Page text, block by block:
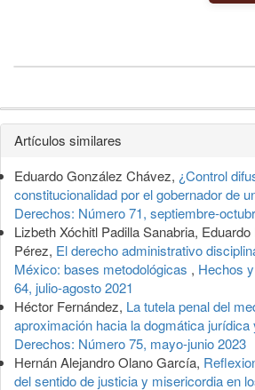
Detalles
del
artículo
Artículos similares
Eduardo González Chávez, ¿Control
constitucionalidad por el gobernador de
Derechos: Número 71, septiembre-
Lizbeth Xóchitl Padilla Sanabria,
Pérez, El derecho administrativo
México: bases metodológicas , Hechos
64, julio-agosto 2021
Héctor Fernández, La tutela penal del
aproximación hacia la dogmática jurídica
Derechos: Número 75, mayo-junio 2023
Hernán Alejandro Olano García,
del sentido de justicia y misericordia en